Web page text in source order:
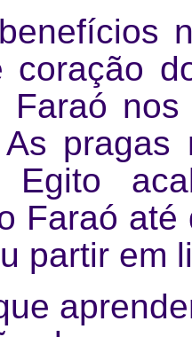
coração
Faraó
pragas
Faraó
partir em